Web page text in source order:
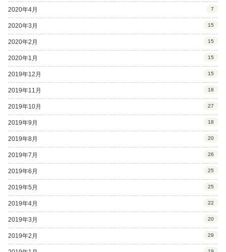
2020年4月 7
2020年3月 15
2020年2月 15
2020年1月 15
2019年12月 15
2019年11月 18
2019年10月 27
2019年9月 18
2019年8月 20
2019年7月 26
2019年6月 25
2019年5月 25
2019年4月 22
2019年3月 20
2019年2月 29